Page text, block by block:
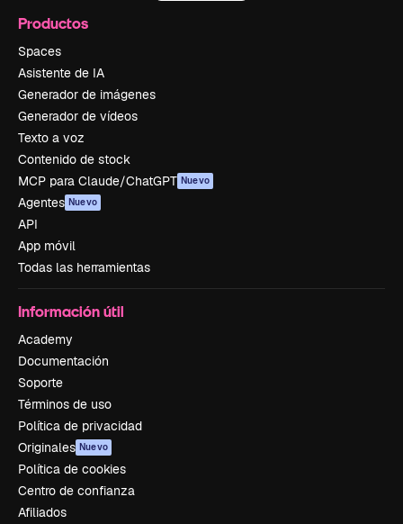
Productos
Spaces
Asistente de IA
Generador de imágenes
Generador de vídeos
Texto a voz
Contenido de stock
MCP para Claude/ChatGPT Nuevo
Agentes Nuevo
API
App móvil
Todas las herramientas
Información útil
Academy
Documentación
Soporte
Términos de uso
Política de privacidad
Originales Nuevo
Política de cookies
Centro de confianza
Afiliados